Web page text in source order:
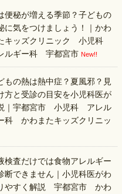
便秘が増える季節？子どもの
に気をつけましょう！｜かわ
キッズクリニック 小児科
ルギー科 宇都宮市 New!!
もの熱は熱中症？夏風邪？見
方と受診の目安を小児科医が
｜宇都宮市 小児科 アレル
科 かわまたキッズクリニッ
検査だけでは食物アレルギー
断できません｜小児科医がわ
やすく解説 宇都宮市 かわ